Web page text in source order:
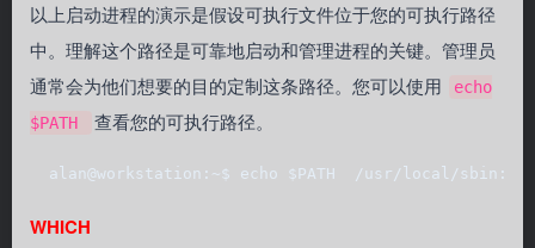
以上启动进程的演示是假设可执行文件位于您的可执行路径
中。理解这个路径是可靠地启动和管理进程的关键。管理员
通常会为他们想要的目的定制这条路径。您可以使用
echo
$PATH
查看您的可执行路径。
alan@workstation:~$ echo $PATH  /usr/local/sbin:/
WHICH